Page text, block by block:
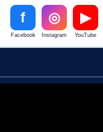
f
Facebook
◎
Instagram
▶
YouTube